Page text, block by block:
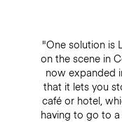
"One solution is
on the scene in
now expanded
that it lets you
café or hotel,
having to go to